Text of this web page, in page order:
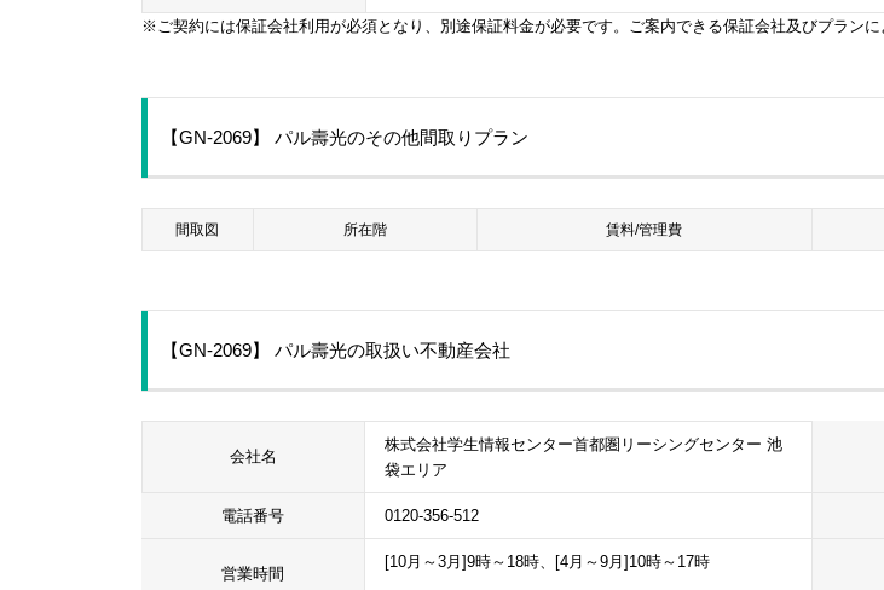
※ご契約には保証会社利用が必須となり、別途保証料金が必要です。ご案内できる保証会社及びプラン
【GN-2069】 パル壽光のその他間取りプラン
間取図 所在階 賃料/管理費
【GN-2069】 パル壽光の取扱い不動産会社
会社名
株式会社学生情報センター首都圏リーシングセンター 池
袋エリア
電話番号 0120-356-512
営業時間
[10月～3月]9時～18時、[4月～9月]10時～17時